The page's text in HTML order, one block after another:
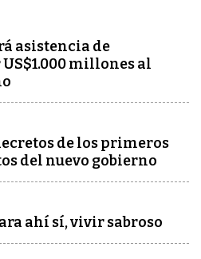
asistencia de
millones al
de los primeros
del nuevo gobierno
ahí sí, vivir sabroso